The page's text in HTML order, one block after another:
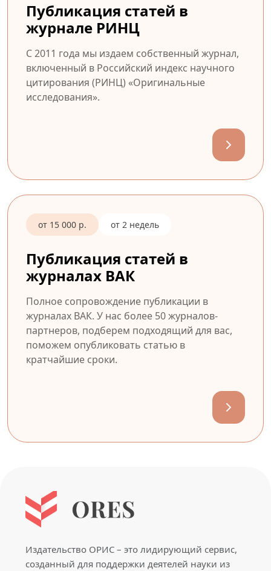
Публикация статей в
журнале РИНЦ
С 2011 года мы издаем собственный журнал,
включенный в Российский индекс научного
цитирования (РИНЦ) «Оригинальные
исследования».
от 15 000 р. от 2 недель
Публикация статей в
журналах ВАК
Полное сопровождение публикации в
журналах ВАК. У нас более 50 журналов-
партнеров, подберем подходящий для вас,
поможем опубликовать статью в
кратчайшие сроки.
Издательство ОРИС – это лидирующий сервис,
созданный для поддержки деятелей науки из